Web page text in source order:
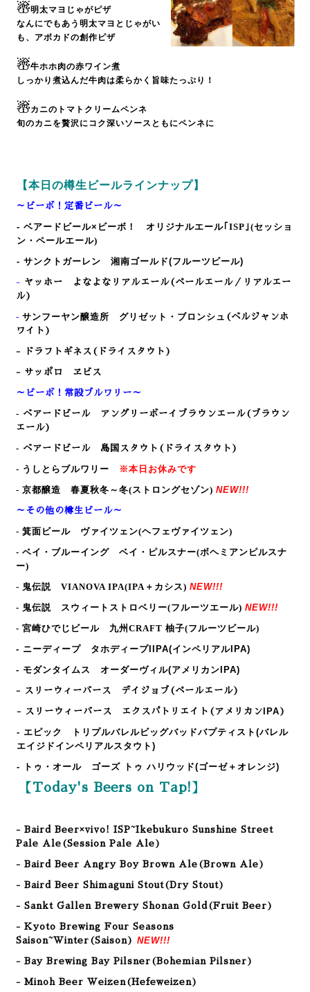
☃明太マヨじゃがピザ
なんにでもあう明太マヨとじゃがい
も、アボカドの創作ピザ
☃牛ホホ肉の赤ワイン煮
しっかり煮込んだ牛肉は柔らかく旨味たっぷり！
☃カニのトマトクリームペンネ
旬のカニを贅沢にコク深いソースともにペンネに
【本日の樽生ビールラインナップ】
～ビーボ！定番ビール～
- ベアードビール×ビーボ！ オリジナルエール｢ISP｣(セッショ
ン・ペールエール)
- サンクトガーレン 湘南ゴールド(フルーツビール)
- ヤッホー よなよなリアルエール(ペールエール／リアルエー
ル)
- サンフーヤン醸造所 グリゼット・ブロンシュ (ベルジャンホ
ワイト)
- ドラフトギネス(ドライスタウト)
- サッポロ ヱビス
～ビーボ！常設ブルワリー～
- ベアードビール アングリーボーイブラウンエール(ブラウン
エール)
- ベアードビール 島国スタウト (ドライスタウト)
- うしとらブルワリー
※本日お休みです
- 京都醸造 春夏秋冬～冬(ストロングセゾン) NEW!!!
～その他の樽生ビール～
- 箕面ビール ヴァイツェン(ヘフェヴァイツェン)
- ベイ・ブルーイング ベイ・ ピルスナー(ボヘミアンピルスナ
ー)
- 鬼伝説 VIANOVA IPA(IPA＋カシス) NEW!!!
- 鬼伝説 スウィートストロベリー(フルーツエール) NEW!!!
- 宮崎ひでじビール 九州CRAFT 柚子(フルーツビール)
- ニーディープ タホディープIIPA(インペリアルIPA)
- モダンタイムス オーダーヴィル(アメリカンIPA)
- スリーウィーバース デイジョブ(ペールエール)
- スリーウィーバース エクスパトリエイト(アメリカン IPA)
- エピック トリプルバレルビッグバッドバプティスト (バレル
エイジドインペリアルスタウト )
- トゥ・オール ゴーズ トゥ ハリウッド(ゴーゼ＋オレンジ)
【Today's Beers on Tap!】
- Baird Beer×vivo! ISP~Ikebukuro Sunshine Street
Pale Ale (Session Pale Ale)
- Baird Beer Angry Boy Brown Ale (Brown Ale)
- Baird Beer Shimaguni Stout(Dry Stout)
- Sankt Gallen Brewery Shonan Gold(Fruit Beer)
- Kyoto Brewing Four Seasons
Saison~Winter(Saison) NEW!!!
- Bay Brewing Bay Pilsner(Bohemian Pilsner)
- Minoh Beer Weizen(Hefeweizen)